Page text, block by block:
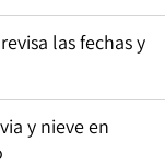
las fechas y
y nieve en